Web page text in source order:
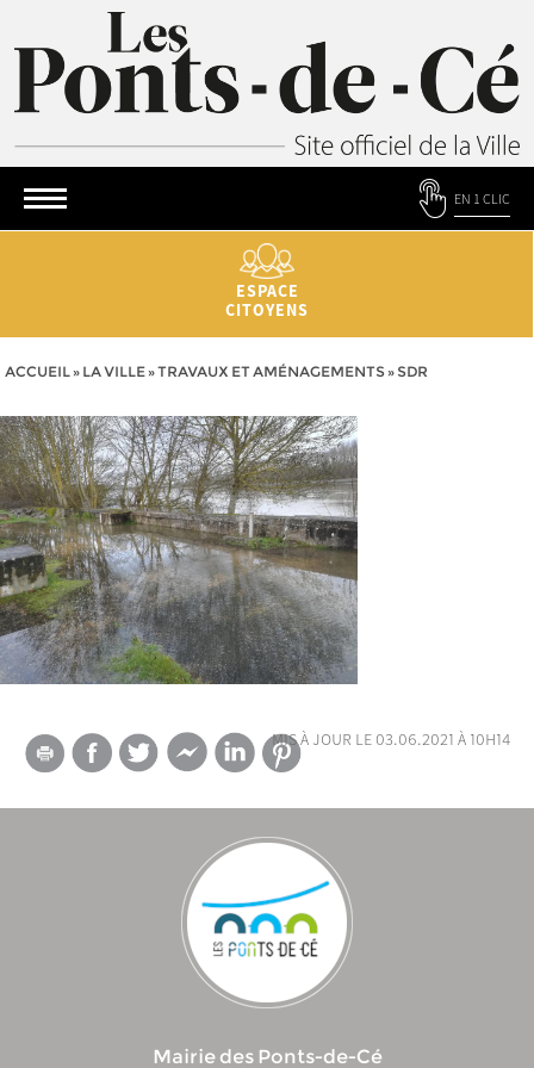
EN 1 CLIC
ESPACE
CITOYENS
ACCUEIL» LA VILLE»TRAVAUX ET AMÉNAGEMENTS» SDR
mis à jour le 03.06.2021 à 10h14
Mairie des Ponts-de-Cé